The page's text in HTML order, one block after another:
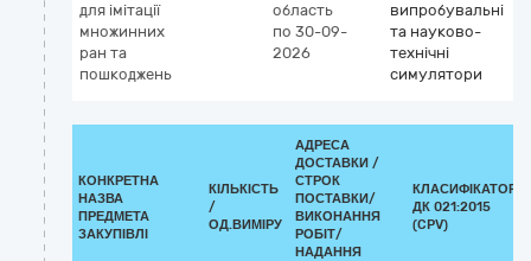
для імітації
множинних
ран та
пошкоджень
область
по 30-09-
2026
випробувальні
та науково-
технічні
симулятори
КОНКРЕТНА
НАЗВА
ПРЕДМЕТА
ЗАКУПІВЛІ
КІЛЬКІСТЬ
/
ОД.ВИМІРУ
АДРЕСА
ДОСТАВКИ /
СТРОК
ПОСТАВКИ/
ВИКОНАННЯ
РОБІТ/
НАДАННЯ
КЛАСИФІКАТОР
ДК 021:2015
(CPV)